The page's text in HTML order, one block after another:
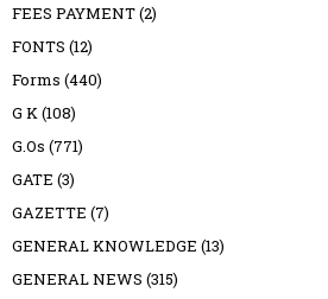
FEES PAYMENT(2)
FONTS (12)
Forms (440)
G K(108)
G.Os (771)
GATE (3)
GAZETTE (7)
GENERAL KNOWLEDGE (13)
GENERAL NEWS (315)